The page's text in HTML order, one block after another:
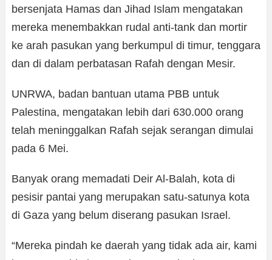
bersenjata Hamas dan Jihad Islam mengatakan
mereka menembakkan rudal anti-tank dan mortir
ke arah pasukan yang berkumpul di timur, tenggara
dan di dalam perbatasan Rafah dengan Mesir.
UNRWA, badan bantuan utama PBB untuk
Palestina, mengatakan lebih dari 630.000 orang
telah meninggalkan Rafah sejak serangan dimulai
pada 6 Mei.
Banyak orang memadati Deir Al-Balah, kota di
pesisir pantai yang merupakan satu-satunya kota
di Gaza yang belum diserang pasukan Israel.
“Mereka pindah ke daerah yang tidak ada air, kami